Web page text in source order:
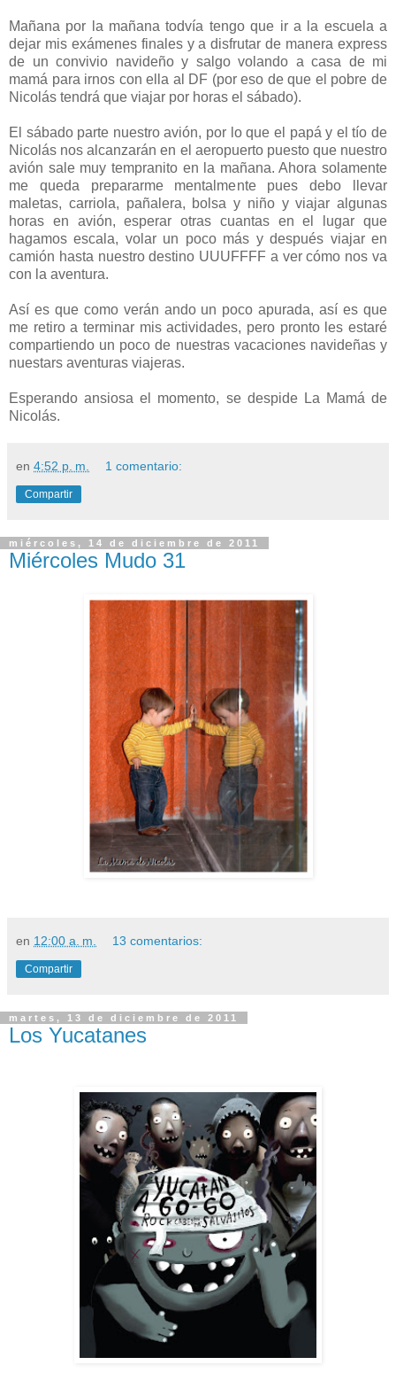
Mañana por la mañana todvía tengo que ir a la escuela a
dejar mis exámenes finales y a disfrutar de manera express
de un convivio navideño y salgo volando a casa de mi
mamá para irnos con ella al DF (por eso de que el pobre de
Nicolás tendrá que viajar por horas el sábado).
El sábado parte nuestro avión, por lo que el papá y el tío de
Nicolás nos alcanzarán en el aeropuerto puesto que nuestro
avión sale muy tempranito en la mañana. Ahora solamente
me queda prepararme mentalmente pues debo llevar
maletas, carriola, pañalera, bolsa y niño y viajar algunas
horas en avión, esperar otras cuantas en el lugar que
hagamos escala, volar un poco más y después viajar en
camión hasta nuestro destino UUUFFFF a ver cómo nos va
con la aventura.
Así es que como verán ando un poco apurada, así es que
me retiro a terminar mis actividades, pero pronto les estaré
compartiendo un poco de nuestras vacaciones navideñas y
nuestars aventuras viajeras.
Esperando ansiosa el momento, se despide La Mamá de
Nicolás.
en 4:52 p. m. 1 comentario:
Compartir
miércoles, 14 de diciembre de 2011
Miércoles Mudo 31
en 12:00 a. m. 13 comentarios:
Compartir
martes, 13 de diciembre de 2011
Los Yucatanes